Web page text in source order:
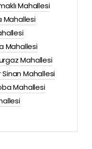
Mahallesi
Mahallesi
Mahallesi
Mahallesi
Sinan Mahallesi
Mahallesi